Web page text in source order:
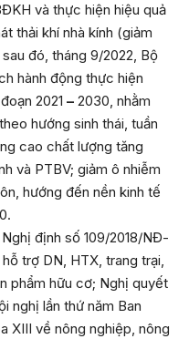
và thực hiện hiệu quả
thải khí nhà kính (giảm
đó, tháng 9/2022, Bộ
hành động thực hiện
2021 – 2030, nhằm
hướng sinh thái, tuần
cao chất lượng tăng
và PTBV; giảm ô nhiễm
hướng đến nền kinh tế
định số 109/2018/NĐ-
trợ DN, HTX, trang trại,
phẩm hữu cơ; Nghị quyết
nghị lần thứ năm Ban
XIII về nông nghiệp, nông